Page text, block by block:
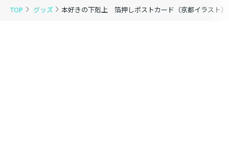
TOP グッズ 本好きの下剋上 箔押しポストカード（京都イラスト）